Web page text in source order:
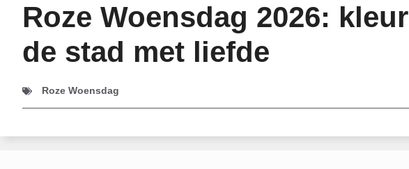
Roze Woensdag 2026: kleur
de stad met liefde
Roze Woensdag